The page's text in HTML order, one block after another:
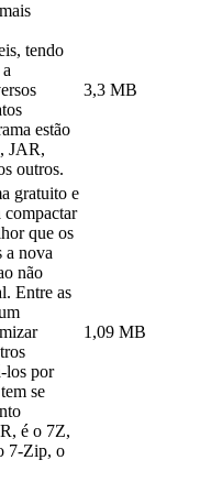
tendo
estão
JAR,
outros.
3,3 MB
gratuito e
compactar
que os
a nova
não
Entre as
los por
se
é o 7Z,
7-Zip, o
1,09 MB